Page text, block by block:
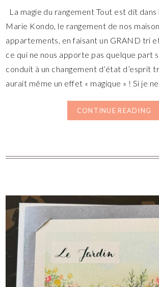
La magie du rangement Tout est dit
Marie Kondo, le rangement de nos
appartements, en faisant un GRAND tri
ce qui ne nous apporte pas quelque part
conduit à un changement d’état d’esprit
aurait même un effet « magique » ! Si je
CONTINUE READING